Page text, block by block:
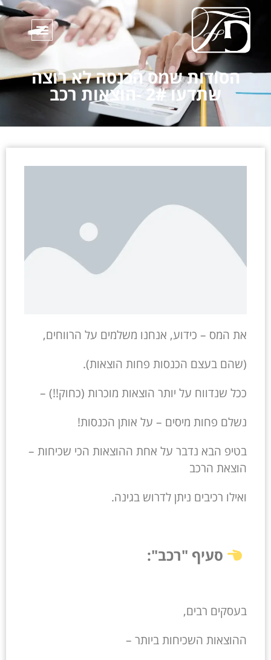
הסודות שמס הכנסה לא רוצה
שתדעו 2# -הוצאות רכב
את המס – כידוע, אנחנו משלמים על הרווחים,
(שהם בעצם הכנסות פחות הוצאות).
ככל שנדווח על יותר הוצאות מוכרות (כחוק!!) –
נשלם פחות מיסים – על אותן הכנסות!
בטיפ הבא נדבר על אחת ההוצאות הכי שכיחות –
הוצאת הרכב
ואילו רכיבים ניתן לדרוש בגינה.
סעיף "רכב":
בעסקים רבים,
ההוצאות השכיחות ביותר –